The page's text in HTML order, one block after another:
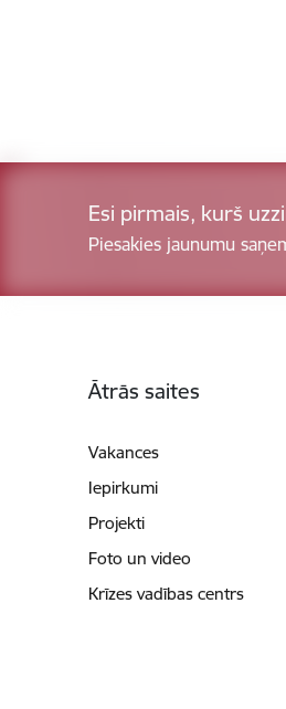
Esi pirmais, kurš
Piesakies jaunumu
Ātrās saites
Vakances
Iepirkumi
Projekti
Foto un video
Krīzes vadības centrs